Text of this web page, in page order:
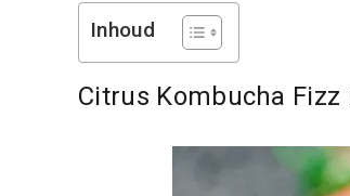
Inhoud
Citrus Kombucha